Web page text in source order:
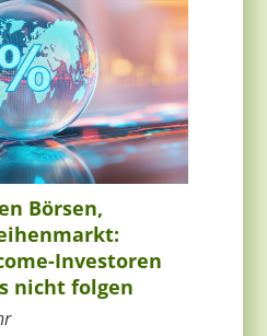
Börsen,
Investoren
nicht folgen